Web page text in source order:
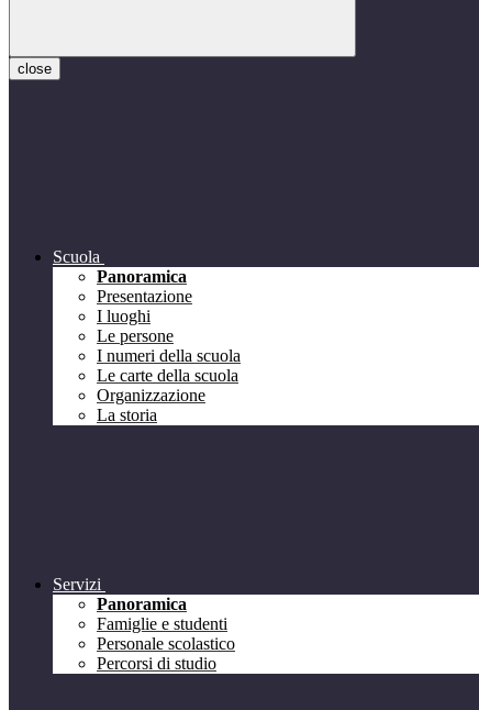
close
Scuola
Panoramica
Presentazione
I luoghi
Le persone
I numeri della scuola
Le carte della scuola
Organizzazione
La storia
Servizi
Panoramica
Famiglie e studenti
Personale scolastico
Percorsi di studio